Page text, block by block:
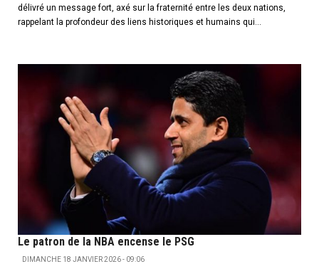
délivré un message fort, axé sur la fraternité entre les deux nations,
rappelant la profondeur des liens historiques et humains qui...
Le patron de la NBA encense le PSG
DIMANCHE 18 JANVIER 2026 - 09:06